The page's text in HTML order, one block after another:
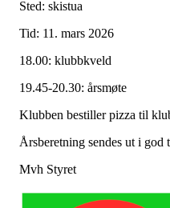
Sted: skistua
Tid: 11. mars 2026
18.00: klubbkveld
19.45-20.30: årsmøte
Klubben bestiller pizza til
Årsberetning sendes ut i god
Mvh Styret